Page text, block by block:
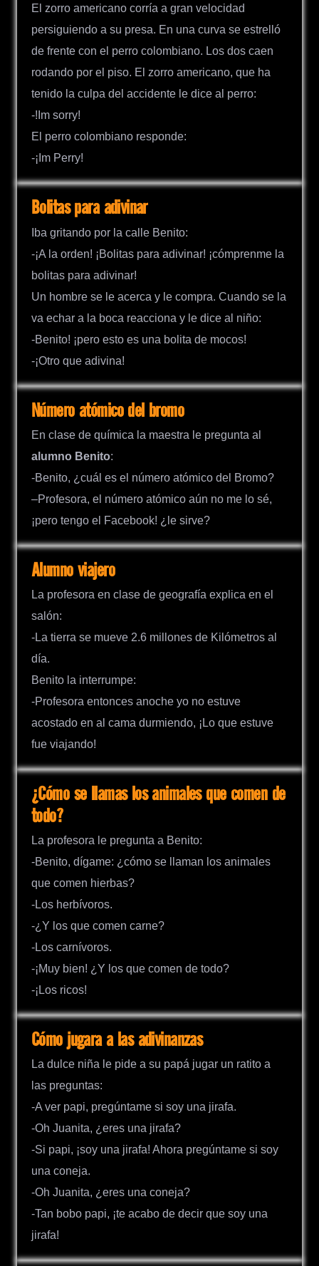
El zorro americano corría a gran velocidad
persiguiendo a su presa. En una curva se estrelló
de frente con el perro colombiano. Los dos caen
rodando por el piso. El zorro americano, que ha
tenido la culpa del accidente le dice al perro:
-!Im sorry!
El perro colombiano responde:
-¡Im Perry!
Bolitas para adivinar
Iba gritando por la calle Benito:
-¡A la orden! ¡Bolitas para adivinar! ¡cómprenme la
bolitas para adivinar!
Un hombre se le acerca y le compra. Cuando se la
va echar a la boca reacciona y le dice al niño:
-Benito! ¡pero esto es una bolita de mocos!
-¡Otro que adivina!
Número atómico del bromo
En clase de química la maestra le pregunta al
alumno Benito:
-Benito, ¿cuál es el número atómico del Bromo?
–Profesora, el número atómico aún no me lo sé,
¡pero tengo el Facebook! ¿le sirve?
Alumno viajero
La profesora en clase de geografía explica en el
salón:
-La tierra se mueve 2.6 millones de Kilómetros al
día.
Benito la interrumpe:
-Profesora entonces anoche yo no estuve
acostado en al cama durmiendo, ¡Lo que estuve
fue viajando!
¿Cómo se llamas los animales que comen de
todo?
La profesora le pregunta a Benito:
-Benito, dígame: ¿cómo se llaman los animales
que comen hierbas?
-Los herbívoros.
-¿Y los que comen carne?
-Los carnívoros.
-¡Muy bien! ¿Y los que comen de todo?
-¡Los ricos!
Cómo jugara a las adivinanzas
La dulce niña le pide a su papá jugar un ratito a
las preguntas:
-A ver papi, pregúntame si soy una jirafa.
-Oh Juanita, ¿eres una jirafa?
-Si papi, ¡soy una jirafa! Ahora pregúntame si soy
una coneja.
-Oh Juanita, ¿eres una coneja?
-Tan bobo papi, ¡te acabo de decir que soy una
jirafa!